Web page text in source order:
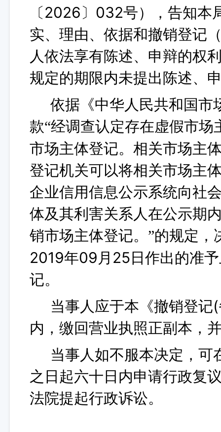
〔2026〕032号），告知本
实、理由、依据和撤销登记
人依法享有陈述、申辩的权
规定的期限内未提出陈述、
依据《中华人民共和国市
款“经调查认定存在虚假市场
市场主体登记。相关市场主
登记机关可以将相关市场主
企业信用信息公示系统向社
体及其利害关系人在公示期
销市场主体登记。 ”的规定，
2019年09月25日作出的准
记。
当事人应于本《撤销登
内，缴回营业执照正副本，
当事人如不服本决定，
之日起六十日内申请行政复
法院提起行政诉讼。